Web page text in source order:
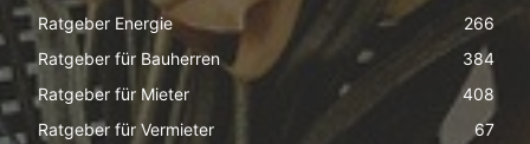
Ratgeber Energie
266
Ratgeber für Bauherren
384
Ratgeber für Mieter
408
Ratgeber für Vermieter
67